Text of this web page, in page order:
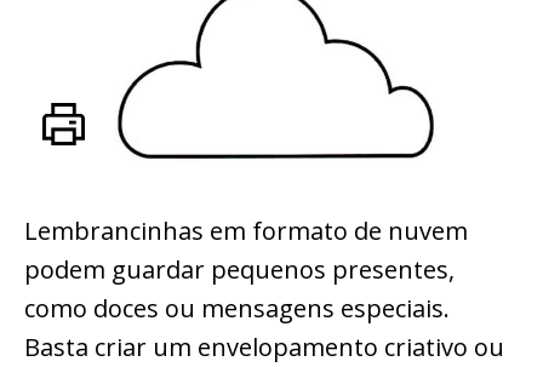
Lembrancinhas em formato de nuvem
podem guardar pequenos presentes,
como doces ou mensagens especiais.
Basta criar um envelopamento criativo ou